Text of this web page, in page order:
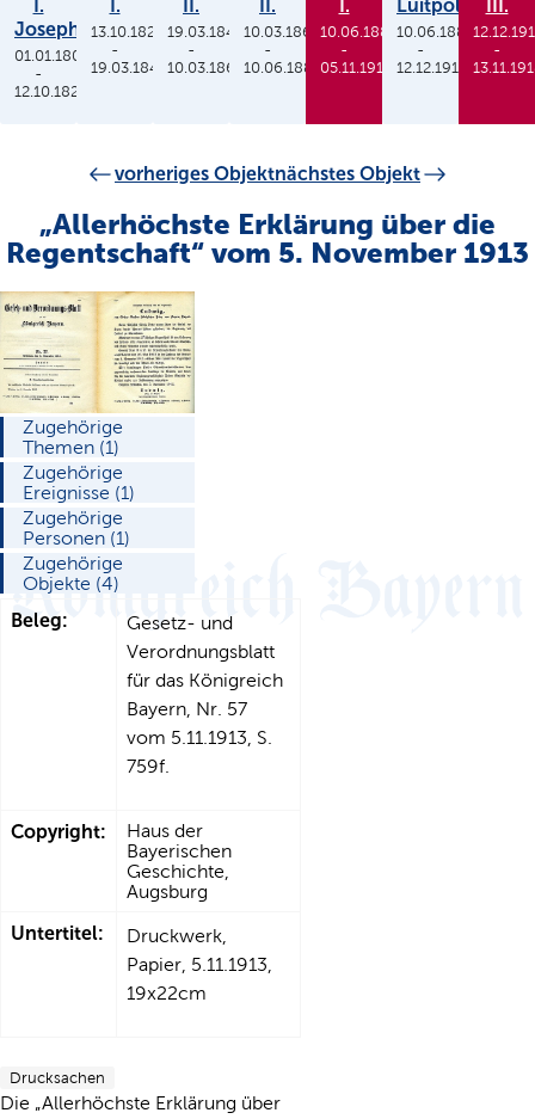
I.
Joseph
01.01.1806
-
12.10.1825
I.
13.10.1825
-
19.03.1848
II.
19.03.1848
-
10.03.1864
II.
10.03.1864
-
10.06.1886
I.
10.06.1886
-
05.11.1913
Luitpold
10.06.1886
-
12.12.1912
III.
-
vorheriges Objektnächstes Objekt
„Allerhöchste Erklärung über die
Regentschaft“ vom 5. November 1913
Zugehörige
Themen (1)
Zugehörige
Ereignisse (1)
Zugehörige
Personen (1)
Zugehörige
Objekte (4)
Beleg:
Gesetz- und
Verordnungsblatt
für das Königreich
Bayern, Nr. 57
vom 5.11.1913, S.
759f.
Copyright:
Haus der
Bayerischen
Geschichte,
Augsburg
Untertitel:
Druckwerk,
Papier, 5.11.1913,
19x22cm
Drucksachen
Die „Allerhöchste Erklärung über